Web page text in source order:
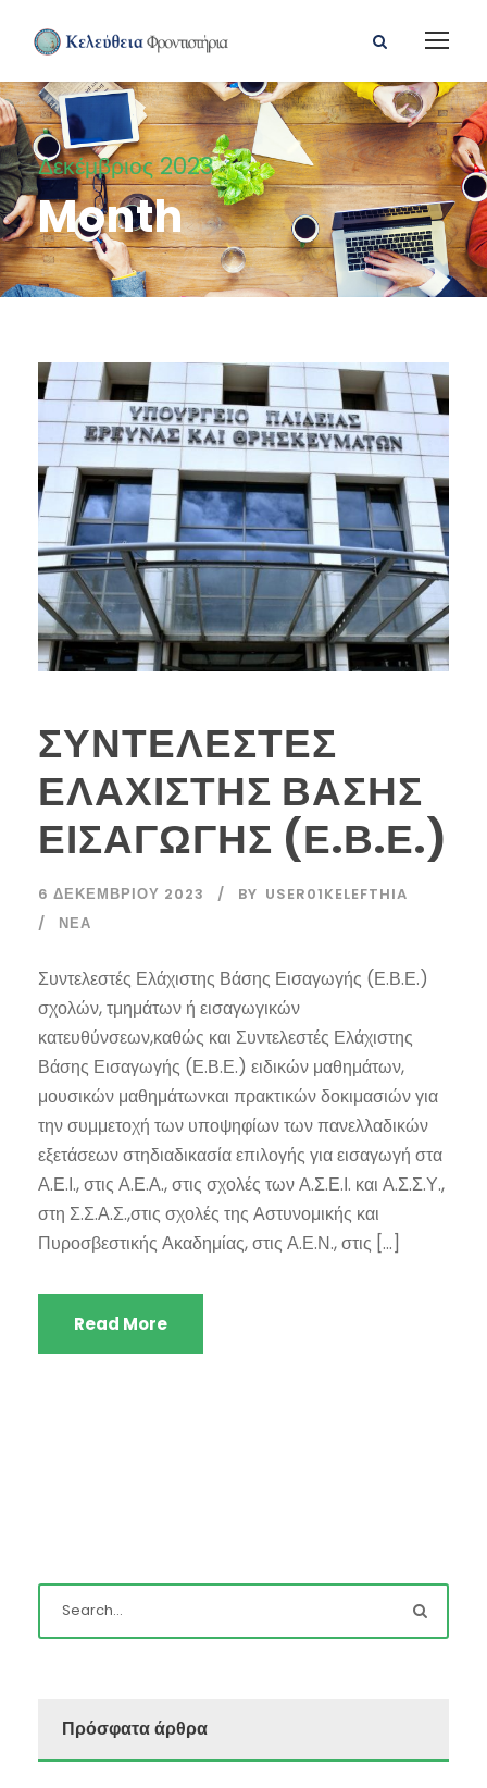
Δεκέμβριος 2023
Month
ΣΥΝΤΕΛΕΣΤΕΣ
ΕΛΑΧΙΣΤΗΣ ΒΑΣΗΣ
ΕΙΣΑΓΩΓΗΣ (Ε.Β.Ε.)
6 ΔΕΚΕΜΒΡΊΟΥ 2023 BY USER01KELEFTHIA
ΝΈΑ
Συντελεστές Ελάχιστης Βάσης Εισαγωγής (Ε.Β.Ε.)
σχολών, τμημάτων ή εισαγωγικών
κατευθύνσεων,καθώς και Συντελεστές Ελάχιστης
Βάσης Εισαγωγής (Ε.Β.Ε.) ειδικών μαθημάτων,
μουσικών μαθημάτωνκαι πρακτικών δοκιμασιών για
την συμμετοχή των υποψηφίων των πανελλαδικών
εξετάσεων στηδιαδικασία επιλογής για εισαγωγή στα
Α.Ε.Ι., στις Α.Ε.Α., στις σχολές των Α.Σ.Ε.Ι. και Α.Σ.Σ.Υ.,
στη Σ.Σ.Α.Σ.,στις σχολές της Αστυνομικής και
Πυροσβεστικής Ακαδημίας, στις Α.Ε.Ν., στις […]
Read More
Πρόσφατα άρθρα